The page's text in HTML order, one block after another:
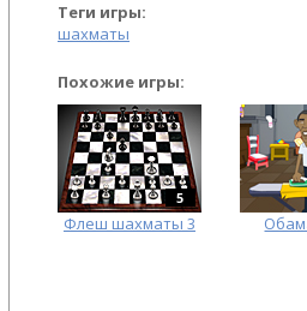
Теги игры:
шахматы
Похожие игры:
5
Флеш шахматы 3